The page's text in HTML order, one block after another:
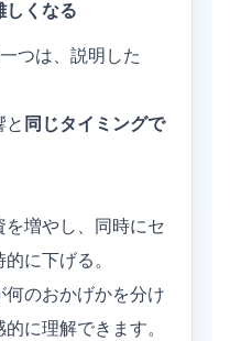
しくなる
つは、説明した
同じタイミングで
増やし、同時にセ
に下げる。
のおかげかを分け
に理解できます。